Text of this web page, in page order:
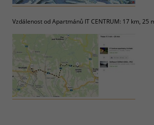
Vzdálenost od Apartmánů IT CENTRUM: 17 km, 25